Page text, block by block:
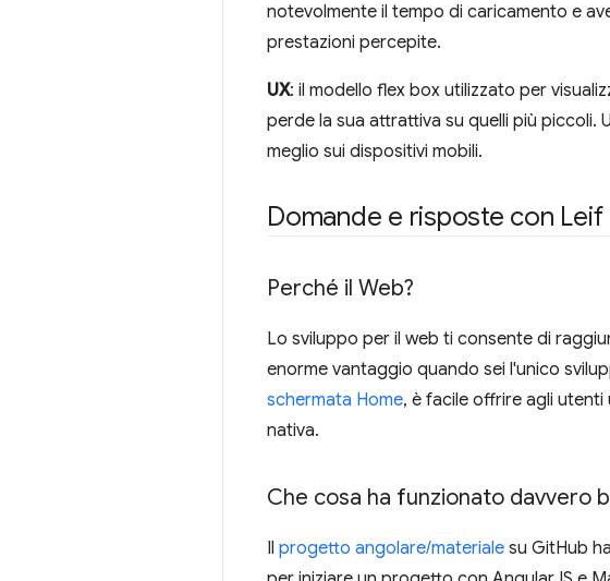
notevolmente il tempo di caricamento e
prestazioni percepite.
UX: il modello flex box utilizzato per
perde la sua attrattiva su quelli più
meglio sui dispositivi mobili.
Domande e risposte con Leif
Perché il Web?
Lo sviluppo per il web ti consente di
enorme vantaggio quando sei l'unico
schermata Home, è facile offrire agli
nativa.
Che cosa ha funzionato davvero
Il progetto angolare/materiale su GitHub